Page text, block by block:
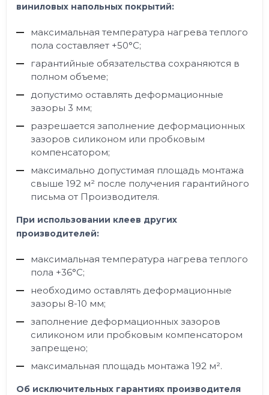
виниловых напольных покрытий:
максимальная температура нагрева теплого
пола составляет +50°C;
гарантийные обязательства сохраняются в
полном объеме;
допустимо оставлять деформационные
зазоры 3 мм;
разрешается заполнение деформационных
зазоров силиконом или пробковым
компенсатором;
максимально допустимая площадь монтажа
свыше 192 м² после получения гарантийного
письма от Производителя.
При использовании клеев других
производителей:
максимальная температура нагрева теплого
пола +36°C;
необходимо оставлять деформационные
зазоры 8-10 мм;
заполнение деформационных зазоров
силиконом или пробковым компенсатором
запрещено;
максимальная площадь монтажа 192 м².
Об исключительных гарантиях производителя